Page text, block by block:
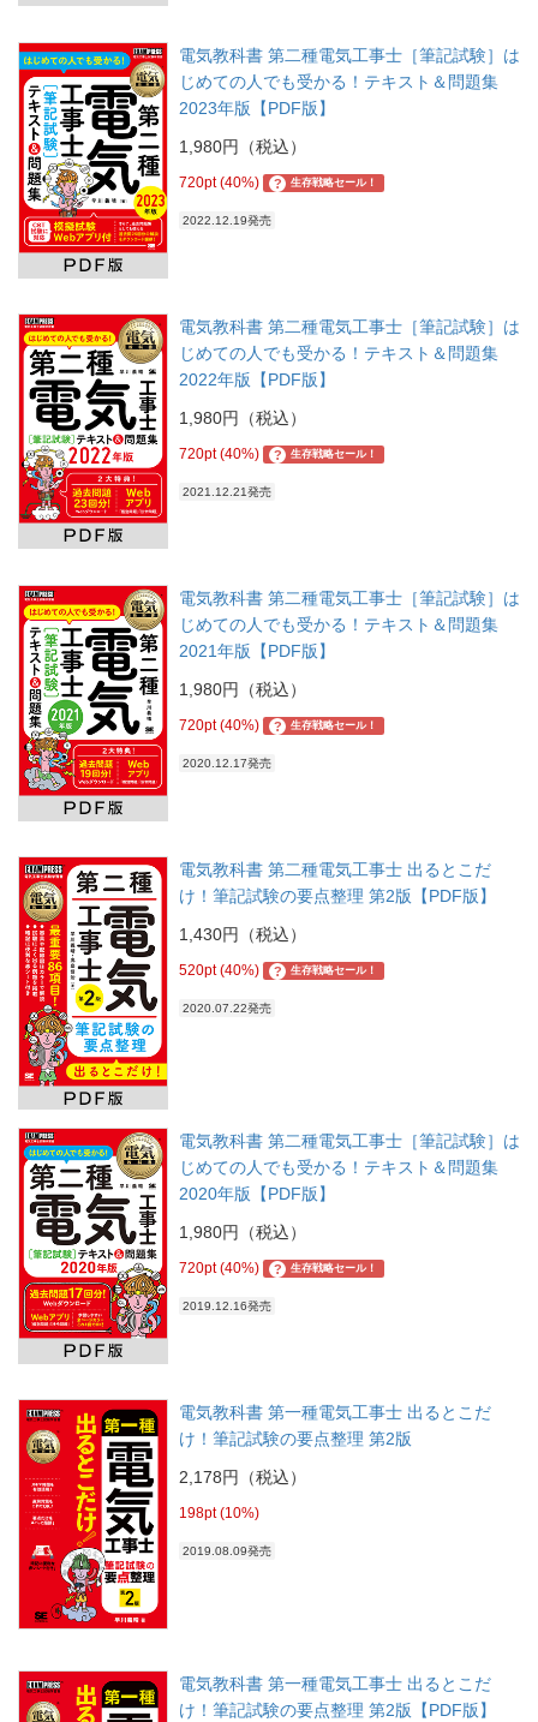
電気教科書 第二種電気工事士［筆記試験］は
じめての人でも受かる！テキスト＆問題集
2023年版【PDF版】
1,980円（税込）
720pt (40%) ? 生存戦略セール！
2022.12.19発売
電気教科書 第二種電気工事士［筆記試験］は
じめての人でも受かる！テキスト＆問題集
2022年版【PDF版】
1,980円（税込）
720pt (40%) ? 生存戦略セール！
2021.12.21発売
電気教科書 第二種電気工事士［筆記試験］は
じめての人でも受かる！テキスト＆問題集
2021年版【PDF版】
1,980円（税込）
720pt (40%) ? 生存戦略セール！
2020.12.17発売
電気教科書 第二種電気工事士 出るとこだ
け！筆記試験の要点整理 第2版【PDF版】
1,430円（税込）
520pt (40%) ? 生存戦略セール！
2020.07.22発売
電気教科書 第二種電気工事士［筆記試験］は
じめての人でも受かる！テキスト＆問題集
2020年版【PDF版】
1,980円（税込）
720pt (40%) ? 生存戦略セール！
2019.12.16発売
電気教科書 第一種電気工事士 出るとこだ
け！筆記試験の要点整理 第2版
2,178円（税込）
198pt (10%)
2019.08.09発売
電気教科書 第一種電気工事士 出るとこだ
け！筆記試験の要点整理 第2版【PDF版】